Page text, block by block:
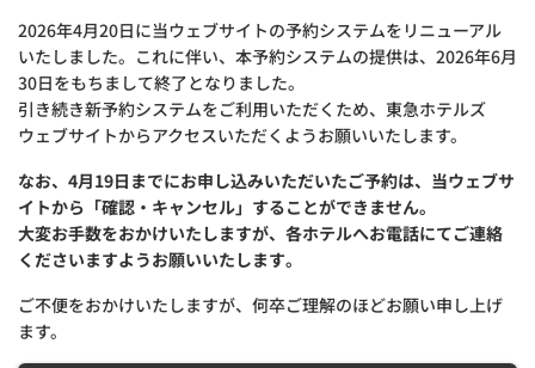
2026年4月20日に当ウェブサイトの予約システムをリニューアル
いたしました。これに伴い、本予約システムの提供は、2026年6月
30日をもちまして終了となりました。
引き続き新予約システムをご利用いただくため、東急ホテルズ
ウェブサイトからアクセスいただくようお願いいたします。
なお、4月19日までにお申し込みいただいたご予約は、当ウェブサ
イトから「確認・キャンセル」することができません。
大変お手数をおかけいたしますが、各ホテルへお電話にてご連絡
くださいますようお願いいたします。
ご不便をおかけいたしますが、何卒ご理解のほどお願い申し上げ
ます。